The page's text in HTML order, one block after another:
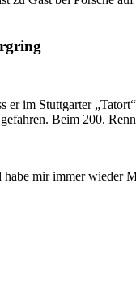
er im Stuttgarter
Beim 200.
mir immer